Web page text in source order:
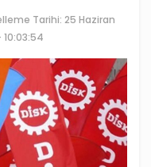
Tarihi: 25 Haziran